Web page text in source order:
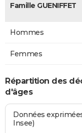
Famille GUENIFFET
Hommes
Femmes
Répartition des
d'âges
Données
Insee)